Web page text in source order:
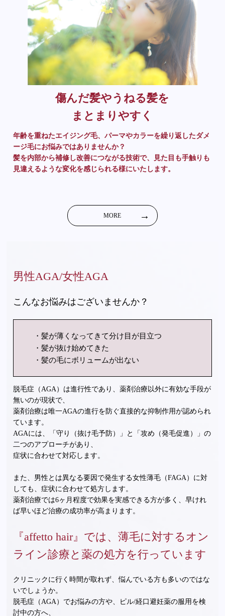
傷んだ髪やうねる髪を
まとまりやすく
年齢を重ねたエイジング毛、パーマやカラーを繰り返したダメ
ージ毛にお悩みではありませんか？
髪を内部から補修し改善につながる技術で、見た目も手触りも
見違えるような変化を感じられる様にいたします。
MORE
男性AGA/女性AGA
こんなお悩みはございませんか？
髪が薄くなってきて分け目が目立つ
髪が抜け始めてきた
髪の毛にボリュームが出ない
脱毛症（AGA）は進行性であり、薬剤治療以外に有効な手段が
無いのが現状で、
薬剤治療は唯一AGAの進行を防ぐ直接的な抑制作用が認められ
ています。
AGAには、「守り（抜け毛予防）」と「攻め（発毛促進）」の
二つのアプローチがあり、
症状に合わせて対応します。
また、男性とは異なる要因で発生する女性薄毛（FAGA）に対
しても、症状に合わせて処方します。
薬剤治療では6ヶ月程度で効果を実感できる方が多く、早けれ
ば早いほど治療の成功率が高まります。
『affetto hair』では、薄毛に対するオン
ライン診療と薬の処方を行っています
クリニックに行く時間が取れず、悩んでいる方も多いのではな
いでしょうか。
脱毛症（AGA）でお悩みの方や、ピル/経口避妊薬の服用を検
討中の方へ、